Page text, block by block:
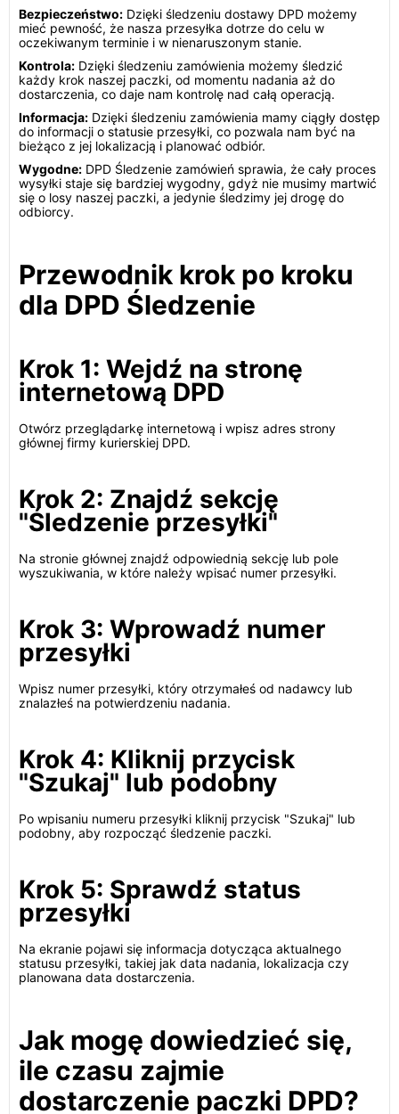
Bezpieczeństwo: Dzięki śledzeniu dostawy DPD możemy
mieć pewność, że nasza przesyłka dotrze do celu w
oczekiwanym terminie i w nienaruszonym stanie.
Kontrola: Dzięki śledzeniu zamówienia możemy śledzić
każdy krok naszej paczki, od momentu nadania aż do
dostarczenia, co daje nam kontrolę nad całą operacją.
Informacja: Dzięki śledzeniu zamówienia mamy ciągły dostęp
do informacji o statusie przesyłki, co pozwala nam być na
bieżąco z jej lokalizacją i planować odbiór.
Wygodne: DPD Śledzenie zamówień sprawia, że cały proces
wysyłki staje się bardziej wygodny, gdyż nie musimy martwić
się o losy naszej paczki, a jedynie śledzimy jej drogę do
odbiorcy.
Przewodnik krok po kroku
dla DPD Śledzenie
Krok 1: Wejdź na stronę
internetową DPD
Otwórz przeglądarkę internetową i wpisz adres strony
głównej firmy kurierskiej DPD.
Krok 2: Znajdź sekcję
"Śledzenie przesyłki"
Na stronie głównej znajdź odpowiednią sekcję lub pole
wyszukiwania, w które należy wpisać numer przesyłki.
Krok 3: Wprowadź numer
przesyłki
Wpisz numer przesyłki, który otrzymałeś od nadawcy lub
znalazłeś na potwierdzeniu nadania.
Krok 4: Kliknij przycisk
"Szukaj" lub podobny
Po wpisaniu numeru przesyłki kliknij przycisk "Szukaj" lub
podobny, aby rozpocząć śledzenie paczki.
Krok 5: Sprawdź status
przesyłki
Na ekranie pojawi się informacja dotycząca aktualnego
statusu przesyłki, takiej jak data nadania, lokalizacja czy
planowana data dostarczenia.
Jak mogę dowiedzieć się,
ile czasu zajmie
dostarczenie paczki DPD?